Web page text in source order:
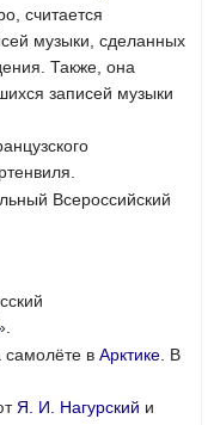
считается
музыки, сделанных
Также, она
записей музыки
Всероссийский
самолёте вАрктике. В
Я. И. Нагурский и